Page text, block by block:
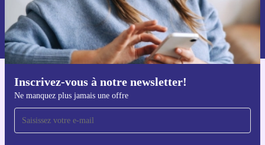
Inscrivez-vous à notre newsletter!
Ne manquez plus jamais une offre
S'inscrire
Retrouvez les informations sur l'utilisation des données personnelles
dans notre
politique de confidentialité.
Téléchargez l'application refurbed
Pour iOS et Android